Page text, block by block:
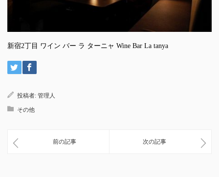
新宿2丁目 ワイン バー ラ ターニャ Wine Bar La tanya
投稿者: 管理人
その他
前の記事 次の記事